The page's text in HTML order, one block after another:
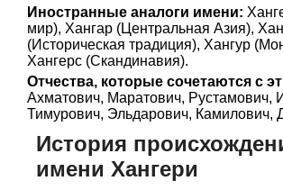
Иностранные аналоги имени:
мир), Хангар (Центральная Азия),
(Историческая традиция), Хангур
Хангерс (Скандинавия).
Отчества, которые сочетаются с
Ахматович, Маратович, Рустамович,
Тимурович, Эльдарович, Камилович,
История
имени Хангери